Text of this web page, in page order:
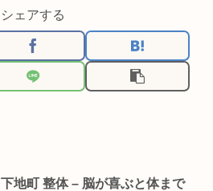
シェアする
下地町 整体 – 脳が喜ぶと体まで